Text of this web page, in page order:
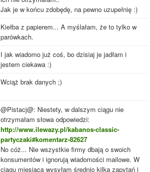
Jak je w końcu zdobędę, na pewno uzupełnię :)
Kiełba z papierem... A myślałam, że to tylko w
parówkach.
I jak wiadomo już coś, bo dzisiaj je jadłam i
jestem ciekawa :)
Wciąż brak danych ;)
@Pistacj@: Niestety, w dalszym ciągu nie
otrzymałam słowa odpowiedzi:
http://www.ilewazy.pl/kabanos-classic-
partyczaki#komentarz-82627
No cóż... Nie wszystkie firmy dbają o swoich
konsumentów i ignorują wiadomości mailowe. W
ciągu miesiąca wysyłam średnio kilka zapytań i